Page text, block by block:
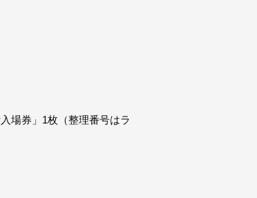
場券」1枚（整理番号はラ